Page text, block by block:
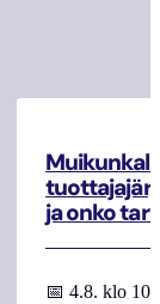
ja onko
📅 4.8. klo